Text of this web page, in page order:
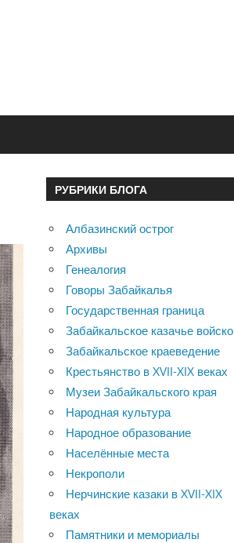
РУБРИКИ БЛОГА
Албазинский острог
Архивы
Генеалогия
Говоры Забайкалья
Государственная граница
Забайкальское казачье войско
Забайкальское краеведение
Крестьянство в XVII-XIX веках
Музеи Забайкальского края
Народная культура
Народное образование
Населённые места
Некрополи
Нерчинские казаки в XVII-XIX
веках
Памятники и мемориалы